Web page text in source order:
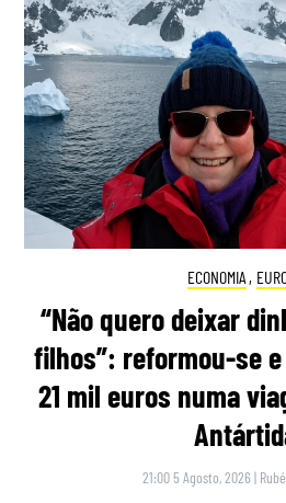
ECONOMIA ,
“Não quero deixar
filhos”: reformou-se
21 mil euros numa
21:00 5 Agosto, 2026 |